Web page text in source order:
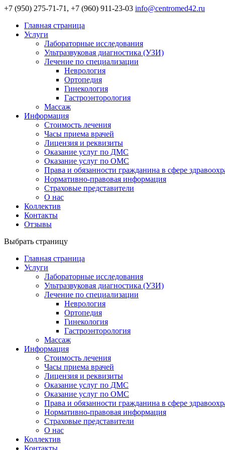
+7 (950) 275-71-71, +7 (960) 911-23-03 info@centromed42.ru
Главная страница
Услуги
Лабораторные исследования
Ультразвуковая диагностика (УЗИ)
Лечение по специализации
Неврология
Ортопедия
Гинекология
Гастроэнторология
Массаж
Информация
Стоимость лечения
Часы приема врачей
Лицензия и реквизиты
Оказание услуг по ДМС
Оказание услуг по ОМС
Права и обязанности гражданина в сфере
Нормативно-правовая информация
Страховые представители
О нас
Коллектив
Контакты
Отзывы
Выбрать страницу
Главная страница
Услуги
Лабораторные исследования
Ультразвуковая диагностика (УЗИ)
Лечение по специализации
Неврология
Ортопедия
Гинекология
Гастроэнторология
Массаж
Информация
Стоимость лечения
Часы приема врачей
Лицензия и реквизиты
Оказание услуг по ДМС
Оказание услуг по ОМС
Права и обязанности гражданина в сфере
Нормативно-правовая информация
Страховые представители
О нас
Коллектив
Контакты